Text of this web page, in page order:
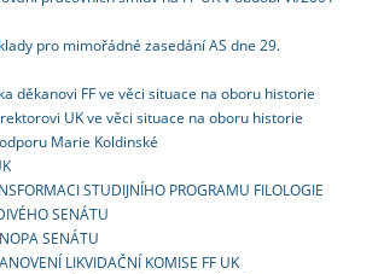
pro mimořádné zasedání AS dne 29.
děkanovi FF ve věci situace na oboru historie
UK ve věci situace na oboru historie
Marie Koldinské
STUDIJNÍHO PROGRAMU FILOLOGIE
SENÁTU
SENÁTU
LIKVIDAČNÍ KOMISE FF UK